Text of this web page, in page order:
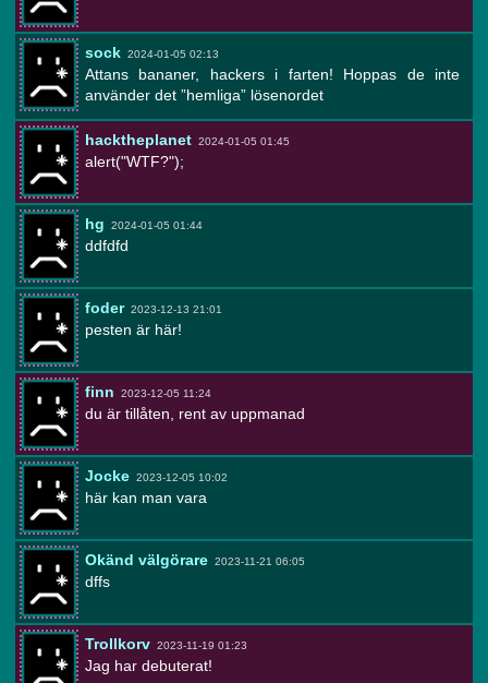
sock 2024-01-05 02:13
Attans bananer, hackers i farten! Hoppas de inte
använder det ”hemliga” lösenordet
hacktheplanet 2024-01-05 01:45
alert("WTF?");
hg 2024-01-05 01:44
ddfdfd
foder 2023-12-13 21:01
pesten är här!
finn 2023-12-05 11:24
du är tillåten, rent av uppmanad
Jocke 2023-12-05 10:02
här kan man vara
Okänd välgörare 2023-11-21 06:05
dffs
Trollkorv 2023-11-19 01:23
Jag har debuterat!